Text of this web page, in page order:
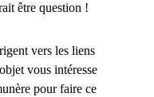
être question !
vers les liens
vous intéresse
pour faire ce